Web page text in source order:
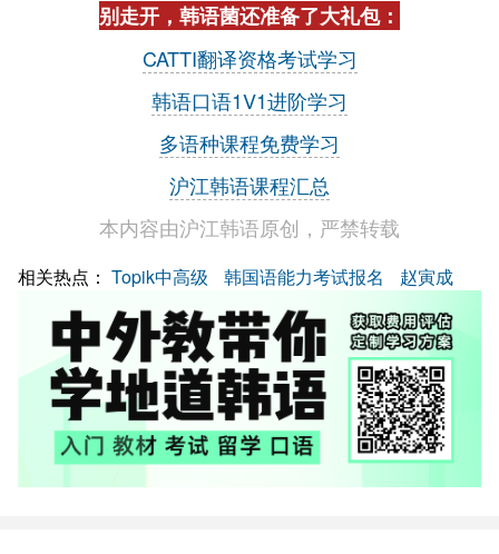
别走开，韩语菌还准备了大礼包：
CATTI翻译资格考试学习
韩语口语1V1进阶学习
多语种课程免费学习
沪江韩语课程汇总
本内容由沪江韩语原创，严禁转载
相关热点： Topik中高级 韩国语能力考试报名 赵寅成